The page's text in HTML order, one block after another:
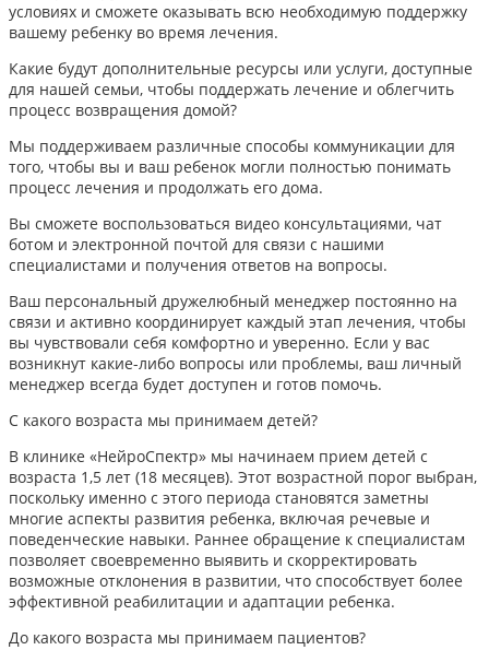
условиях и сможете оказывать всю необходимую поддержку
вашему ребенку во время лечения.
Какие будут дополнительные ресурсы или услуги, доступные
для нашей семьи, чтобы поддержать лечение и облегчить
процесс возвращения домой?
Мы поддерживаем различные способы коммуникации для
того, чтобы вы и ваш ребенок могли полностью понимать
процесс лечения и продолжать его дома.
Вы сможете воспользоваться видео консультациями, чат
ботом и электронной почтой для связи с нашими
специалистами и получения ответов на вопросы.
Ваш персональный дружелюбный менеджер постоянно на
связи и активно координирует каждый этап лечения, чтобы
вы чувствовали себя комфортно и уверенно. Если у вас
возникнут какие-либо вопросы или проблемы, ваш личный
менеджер всегда будет доступен и готов помочь.
С какого возраста мы принимаем детей?
В клинике «НейроСпектр» мы начинаем прием детей с
возраста 1,5 лет (18 месяцев). Этот возрастной порог выбран,
поскольку именно с этого периода становятся заметны
многие аспекты развития ребенка, включая речевые и
поведенческие навыки. Раннее обращение к специалистам
позволяет своевременно выявить и скорректировать
возможные отклонения в развитии, что способствует более
эффективной реабилитации и адаптации ребенка.​
До какого возраста мы принимаем пациентов?